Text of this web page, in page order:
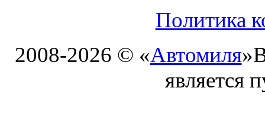
Политика
2008-2026 © «Автомиля»
является